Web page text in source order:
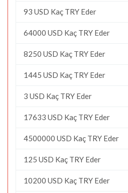
93 USD Kaç TRY Eder
64000 USD Kaç TRY Eder
8250 USD Kaç TRY Eder
1445 USD Kaç TRY Eder
3 USD Kaç TRY Eder
17633 USD Kaç TRY Eder
4500000 USD Kaç TRY Eder
125 USD Kaç TRY Eder
10200 USD Kaç TRY Eder